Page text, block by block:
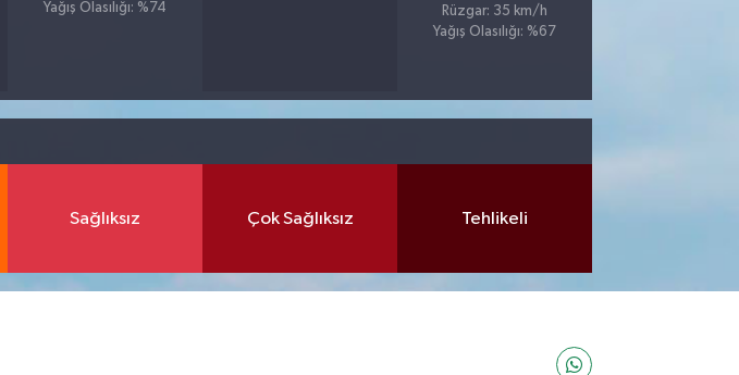
Yağış Olasılığı: %74
Rüzgar: 35 km/h
Yağış Olasılığı: %67
Sağlıksız Çok Sağlıksız Tehlikeli